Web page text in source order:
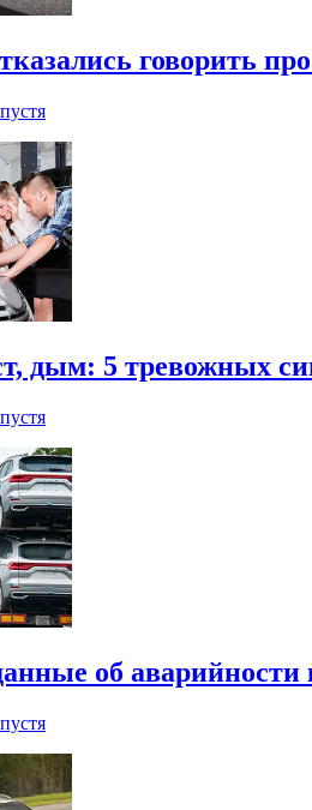
говорить
дым: 5 тревожных
об аварийности